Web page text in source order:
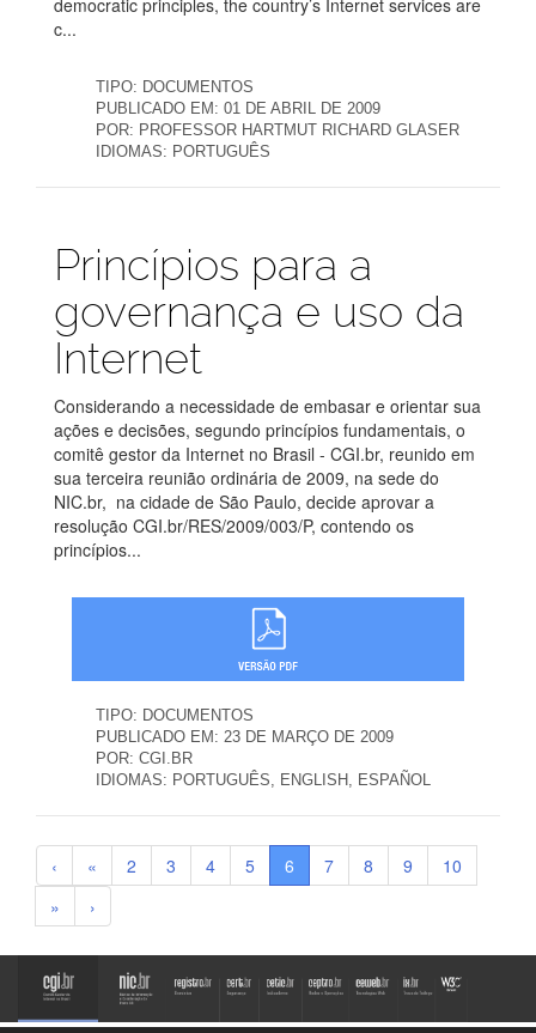
c...
TIPO: DOCUMENTOS
PUBLICADO EM: 01 DE ABRIL DE 2009
POR: PROFESSOR HARTMUT RICHARD GLASER
IDIOMAS: PORTUGUÊS
Publicações
Princípios para a
governança e uso da
Internet
Considerando a necessidade de embasar e orientar sua
ações e decisões, segundo princípios fundamentais, o
comitê gestor da Internet no Brasil - CGI.br, reunido em
sua terceira reunião ordinária de 2009, na sede do
NIC.br, na cidade de São Paulo, decide aprovar a
resolução CGI.br/RES/2009/003/P, contendo os
princípios...
TIPO: DOCUMENTOS
PUBLICADO EM: 23 DE MARÇO DE 2009
POR: CGI.BR
IDIOMAS: PORTUGUÊS, ENGLISH, ESPAÑOL
‹ « 2 3 4 5 6 7 8 9
10
»
›